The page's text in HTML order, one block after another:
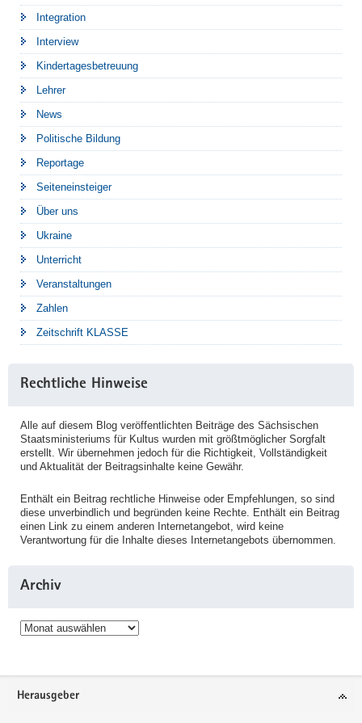
Integration
Interview
Kindertagesbetreuung
Lehrer
News
Politische Bildung
Reportage
Seiteneinsteiger
Über uns
Ukraine
Unterricht
Veranstaltungen
Zahlen
Zeitschrift KLASSE
Rechtliche Hinweise
Alle auf diesem Blog veröffentlichten Beiträge des Sächsischen
Staatsministeriums für Kultus wurden mit größtmöglicher Sorgfalt
erstellt. Wir übernehmen jedoch für die Richtigkeit, Vollständigkeit
und Aktualität der Beitragsinhalte keine Gewähr.
Enthält ein Beitrag rechtliche Hinweise oder Empfehlungen, so sind
diese unverbindlich und begründen keine Rechte. Enthält ein Beitrag
einen Link zu einem anderen Internetangebot, wird keine
Verantwortung für die Inhalte dieses Internetangebots übernommen.
Archiv
Archiv
Service
Herausgeber